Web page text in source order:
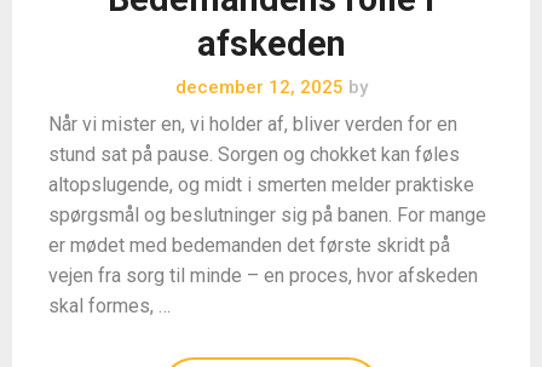
afskeden
december 12, 2025 by
Når vi mister en, vi holder af, bliver verden for en
stund sat på pause. Sorgen og chokket kan føles
altopslugende, og midt i smerten melder praktiske
spørgsmål og beslutninger sig på banen. For mange
er mødet med bedemanden det første skridt på
vejen fra sorg til minde – en proces, hvor afskeden
skal formes, …